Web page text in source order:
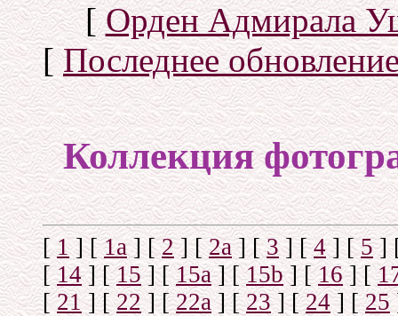
[Орден Адмирала
[Последнее
Коллекция
[1] [1а] [2] [2а] [3] [4] [5]
[14] [15] [15a] [15b] [16] [
[21] [22 ] [22a] [23] [24] [25